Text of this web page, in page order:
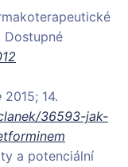
Dostupné
2015; 14.
36593-jak-
a potenciální